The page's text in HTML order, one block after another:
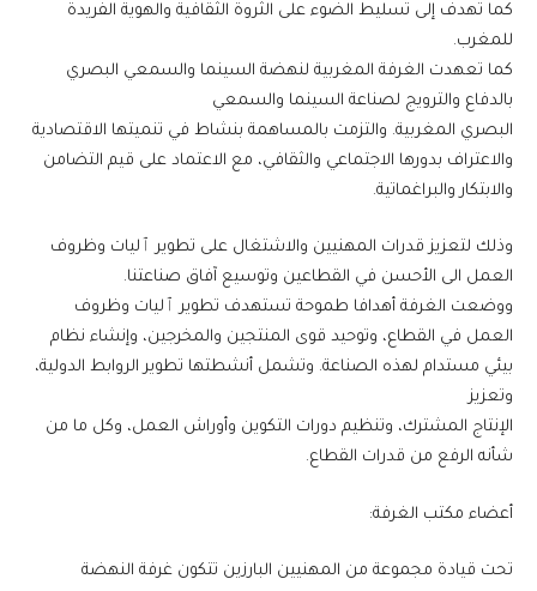
كما تهدف إلى تسليط الضوء على الثروة الثقافية والهوية الفريدة
للمغرب.
كما تعهدت الغرفة المغربية لنهضة السينما والسمعي البصري
بالدفاع والترويج لصناعة السينما والسمعي
البصري المغربية. والتزمت بالمساهمة بنشاط في تنميتها الاقتصادية
والاعتراف بدورها الاجتماعي والثقافي، مع الاعتماد على قيم التضامن
والابتكار والبراغماتية.
وذلك لتعزيز قدرات المهنيين والاشتغال على تطوير ٱليات وظروف
العمل الى الأحسن في القطاعين وتوسيع آفاق صناعتنا.
ووضعت الغرفة أهدافا طموحة تستهدف تطوير ٱليات وظروف
العمل في القطاع، وتوحيد قوى المنتجين والمخرجين، وإنشاء نظام
بيئي مستدام لهذه الصناعة. وتشمل أنشطتها تطوير الروابط الدولية،
وتعزيز
الإنتاج المشترك، وتنظيم دورات التكوين وأوراش العمل، وكل ما من
شأنه الرفع من قدرات القطاع.
أعضاء مكتب الغرفة:
تحت قيادة مجموعة من المهنيين البارزين تتكون غرفة النهضة